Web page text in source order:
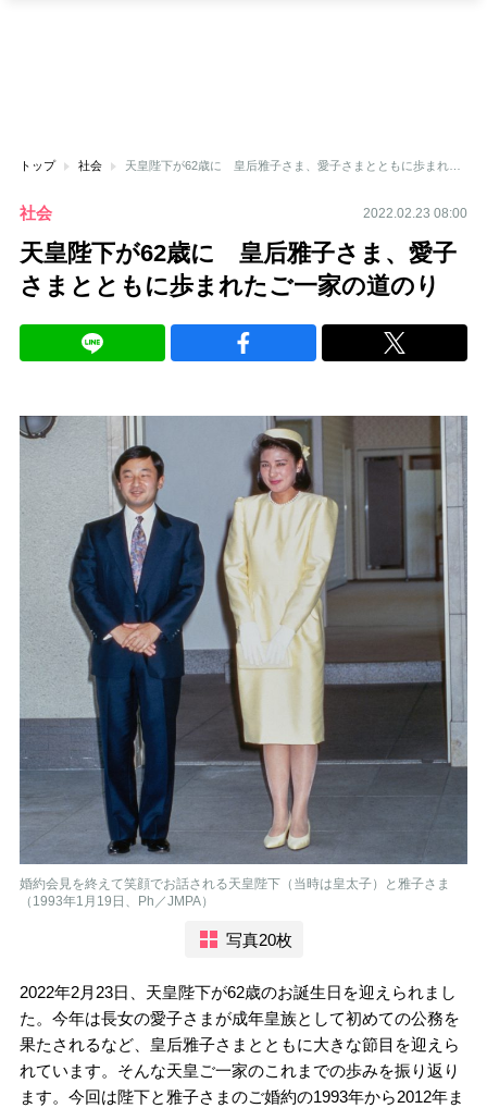
トップ 社会 天皇陛下が62歳に 皇后雅子さま、愛子さまとともに歩まれたご一家の道のり
社会 2022.02.23 08:00
天皇陛下が62歳に 皇后雅子さま、愛子
さまとともに歩まれたご一家の道のり
婚約会見を終えて笑顔でお話される天皇陛下（当時は皇太子）と雅子さま
（1993年1月19日、Ph／JMPA）
写真20枚
2022年2月23日、天皇陛下が62歳のお誕生日を迎えられまし
た。今年は長女の愛子さまが成年皇族として初めての公務を
果たされるなど、皇后雅子さまとともに大きな節目を迎えら
れています。そんな天皇ご一家のこれまでの歩みを振り返り
ます。今回は陛下と雅子さまのご婚約の1993年から2012年ま